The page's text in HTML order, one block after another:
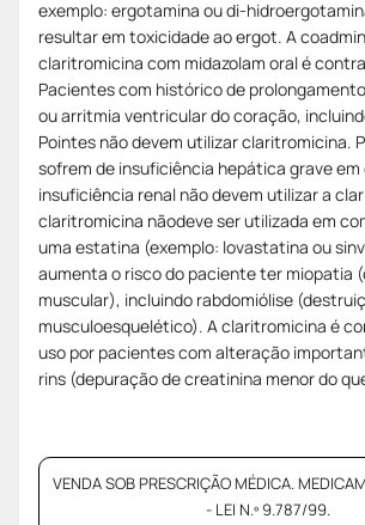
exemplo: ergotamina ou di-
resultar em toxicidade ao ergot. A
claritromicina com midazolam oral é
Pacientes com histórico de
ou arritmia ventricular do coração,
Pointes não devem utilizar claritromicina.
sofrem de insuficiência hepática grave
insuficiência renal não devem utilizar a
claritromicina nãodeve ser utilizada em
uma estatina (exemplo: lovastatina ou
aumenta o risco do paciente ter miopatia
muscular), incluindo rabdomiólise
musculoesquelético). A claritromicina é
uso por pacientes com alteração
rins (depuração de creatinina menor do
VENDA SOB PRESCRIÇÃO MÉDICA.
- LEI N.º 9.787/99.